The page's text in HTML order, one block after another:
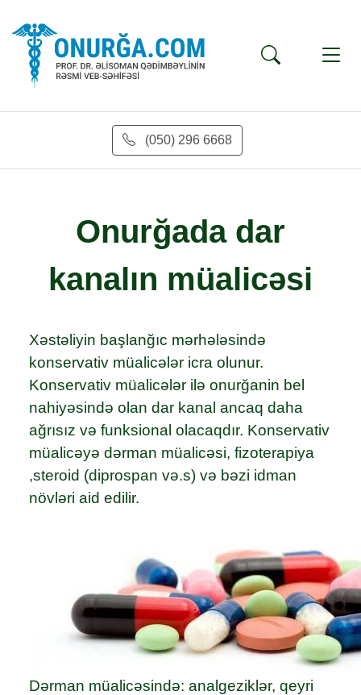
(050) 296 6668
Onurğada dar
kanalın müalicəsi
Xəstəliyin başlanğıc mərhələsində
konservativ müalicələr icra olunur.
Konservativ müalicələr ilə onurğanin bel
nahiyəsində olan dar kanal ancaq daha
ağrısız və funksional olacaqdır. Konservativ
müalicəyə dərman müalicəsi, fizoterapiya
,steroid (diprospan və.s) və bəzi idman
növləri aid edilir.
Dərman müalicəsində: analgeziklər, qeyri